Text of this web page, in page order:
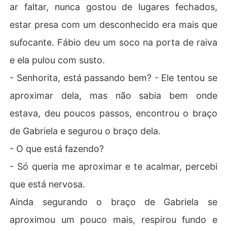
ar faltar, nunca gostou de lugares fechados,
estar presa com um desconhecido era mais que
sufocante. Fábio deu um soco na porta de raiva
e ela pulou com susto.
- Senhorita, está passando bem? - Ele tentou se
aproximar dela, mas não sabia bem onde
estava, deu poucos passos, encontrou o braço
de Gabriela e segurou o braço dela.
- O que está fazendo?
- Só queria me aproximar e te acalmar, percebi
que está nervosa.
Ainda segurando o braço de Gabriela se
aproximou um pouco mais, respirou fundo e